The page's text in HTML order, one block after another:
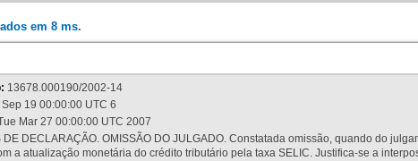
em 8 ms.
13678.000190/2002-14
19 00:00:00 UTC 6
Mar 27 00:00:00 UTC 2007
DE DECLARAÇÃO. OMISSÃO DO JULGADO. Constatada omissão, quando do
a atualização monetária do crédito tributário pela taxa SELIC. Justifica-se a